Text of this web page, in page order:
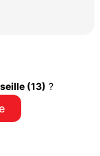
(13) ?